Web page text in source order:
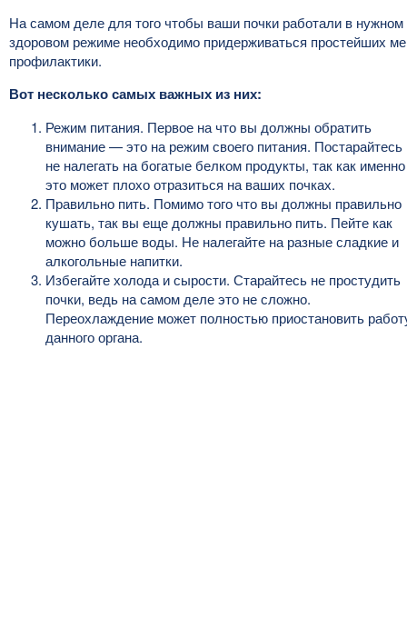
На самом деле для того чтобы ваши почки работали в нужном
здоровом режиме необходимо придерживаться простейших
профилактики.
Вот несколько самых важных из них:
Режим питания. Первое на что вы должны обратить
внимание — это на режим своего питания. Постарайтесь
не налегать на богатые белком продукты, так как именно
это может плохо отразиться на ваших почках.
Правильно пить. Помимо того что вы должны правильно
кушать, так вы еще должны правильно пить. Пейте как
можно больше воды. Не налегайте на разные сладкие и
алкогольные напитки.
Избегайте холода и сырости. Старайтесь не простудить
почки, ведь на самом деле это не сложно.
Переохлаждение может полностью приостановить
данного органа.